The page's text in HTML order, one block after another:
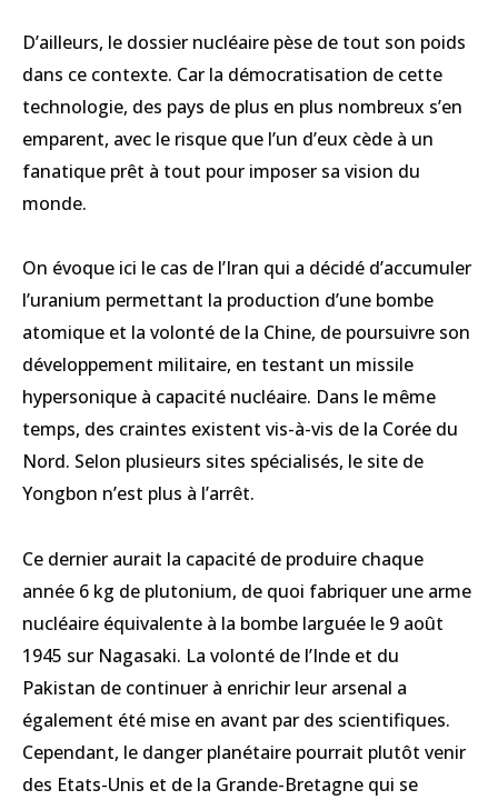
D’ailleurs, le dossier nucléaire pèse de tout son poids
dans ce contexte. Car la démocratisation de cette
technologie, des pays de plus en plus nombreux s’en
emparent, avec le risque que l’un d’eux cède à un
fanatique prêt à tout pour imposer sa vision du
monde.
On évoque ici le cas de l’Iran qui a décidé d’accumuler
l’uranium permettant la production d’une bombe
atomique et la volonté de la Chine, de poursuivre son
développement militaire, en testant un missile
hypersonique à capacité nucléaire. Dans le même
temps, des craintes existent vis-à-vis de la Corée du
Nord. Selon plusieurs sites spécialisés, le site de
Yongbon n’est plus à l’arrêt.
Ce dernier aurait la capacité de produire chaque
année 6 kg de plutonium, de quoi fabriquer une arme
nucléaire équivalente à la bombe larguée le 9 août
1945 sur Nagasaki. La volonté de l’Inde et du
Pakistan de continuer à enrichir leur arsenal a
également été mise en avant par des scientifiques.
Cependant, le danger planétaire pourrait plutôt venir
des Etats-Unis et de la Grande-Bretagne qui se